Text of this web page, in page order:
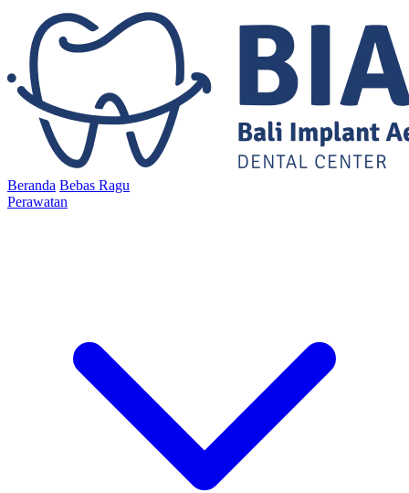
Beranda Bebas Ragu
Perawatan